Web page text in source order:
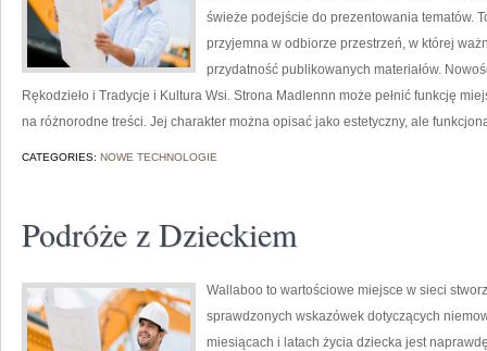
świeże podejście do prezentowania tematów.
przyjemna w odbiorze przestrzeń, w której
przydatność publikowanych materiałów.
Rękodzieło i Tradycje i Kultura Wsi. Strona Madlennn może pełnić funkcję
na różnorodne treści. Jej charakter można opisać jako estetyczny, ale
CATEGORIES: NOWE TECHNOLOGIE
Podróże z Dzieckiem
Wallaboo to wartościowe miejsce w sieci
sprawdzonych wskazówek dotyczących
miesiącach i latach życia dziecka jest